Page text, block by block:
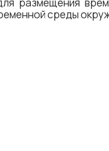
среды